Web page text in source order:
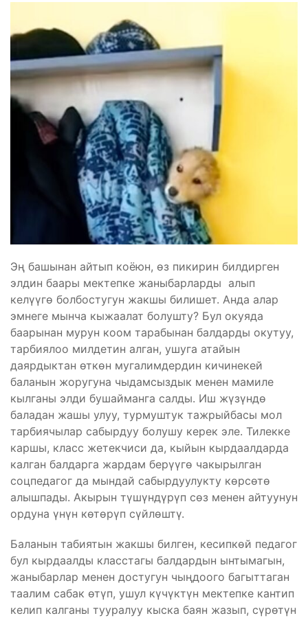
​Эң башынан айтып коёюн, өз пикирин билдирген
элдин баары мектепке жаныбарларды ​ алып
келүүгө болбостугун жакшы билишет. Анда алар
эмнеге мынча кыжаалат болушту? Бул окуяда​
баарынан мурун коом тарабынан балдарды окутуу,
тарбиялоо милдетин алган, ушуга атайын
даярдыктан өткөн мугалимдердин кичинекей
баланын жоругуна чыдамсыздык менен мамиле
кылганы элди бушайманга салды. Иш жүзүндө
баладан жашы улуу, турмуштук тажрыйбасы мол
тарбиячылар сабырдуу болушу керек эле. Тилекке
каршы, класс жетекчиси да, кыйын кырдаалдарда
калган балдарга жардам берүүгө чакырылган
соцпедагог да мындай сабырдуулукту көрсөтө
алышпады. Акырын түшүндүрүп сөз менен айтуунун
ордуна үнүн көтөрүп сүйлөштү.
Баланын табиятын жакшы билген, кесипкөй педагог
бул кырдаалды класстагы балдардын ынтымагын,
жаныбарлар менен достугун чыңдоого багыттаган
таалим сабак өтүп, ушул күчүктүн мектепке кантип
келип калганы тууралуу кыска баян жазып, сүрөтүн